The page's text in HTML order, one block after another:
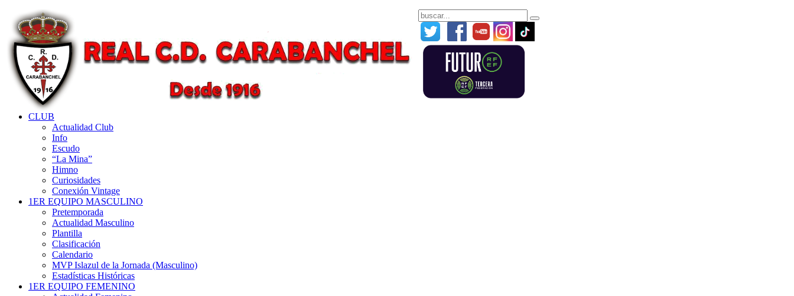
CLUB
Actualidad Club
Info
Escudo
“La Mina”
Himno
Curiosidades
Conexión Vintage
1ER EQUIPO MASCULINO
Pretemporada
Actualidad Masculino
Plantilla
Clasificación
Calendario
MVP Islazul de la Jornada (Masculino)
Estadísticas Históricas
1ER EQUIPO FEMENINO